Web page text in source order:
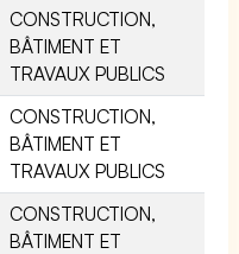
CONSTRUCTION,
BÂTIMENT ET
TRAVAUX PUBLICS
CONSTRUCTION,
BÂTIMENT ET
TRAVAUX PUBLICS
CONSTRUCTION,
BÂTIMENT ET